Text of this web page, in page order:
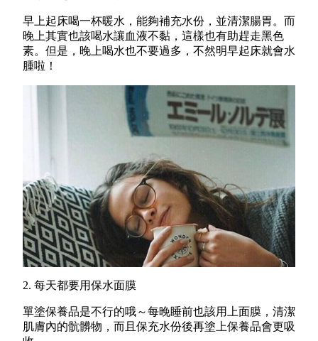
早上起床喝一杯暖水，能夠補充水份，並清潔腸胃。而
晚上其實也該喝水讓血液不黏，這樣也有助趕走黑色
素。但是，晚上喝水也不要過多，不然明早起床就會水
腫啦！
2. 每天都要用保水面膜
單塗保養品是不行的哦～每晚睡前也該用上面膜，清潔
肌膚內的骯髒物，而且保充水份後再塗上保養品會更吸